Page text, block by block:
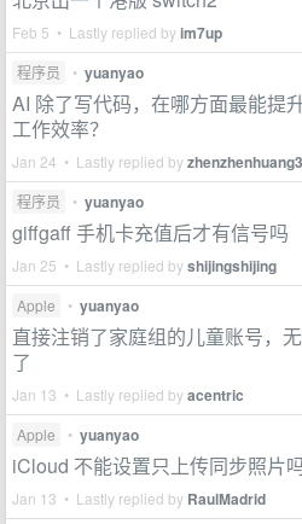
Feb 5 • Lastly replied byim7up
程序员 • yuanyao
AI 除了写代码，在哪方面最能提
工作效率？
Jan 24 • Lastly replied by
程序员 • yuanyao
giffgaff 手机卡充值后才有信号吗
Jan 25 • Lastly replied byshijingshijing
Apple • yuanyao
直接注销了家庭组的儿童账号，
了
Jan 13 • Lastly replied byacentric
Apple • yuanyao
iCloud 不能设置只上传同步照片吗
Jan 13 • Lastly replied by RaulMadrid